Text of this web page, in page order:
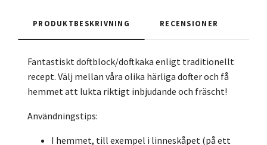
PRODUKTBESKRIVNING RECENSIONER
Fantastiskt doftblock/doftkaka enligt traditionellt
recept. Välj mellan våra olika härliga dofter och få
hemmet att lukta riktigt inbjudande och fräscht!
Användningstips:
I hemmet, till exempel i linneskåpet (på ett